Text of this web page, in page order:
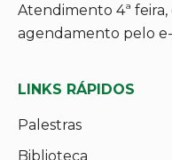
Atendimento 4ª feira,
agendamento pelo
LINKS RÁPIDOS
Palestras
Biblioteca